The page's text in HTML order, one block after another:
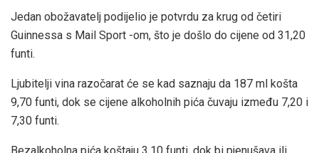
Jedan obožavatelj podijelio je potvrdu za krug od četiri
Guinnessa s Mail Sport -om, što je došlo do cijene od 31,20
funti.
Ljubitelji vina razočarat će se kad saznaju da 187 ml košta
9,70 funti, dok se cijene alkoholnih pića čuvaju između 7,20 i
7,30 funti.
Bezalkoholna pića koštaju 3,10 funti, dok bi pjenušava ili